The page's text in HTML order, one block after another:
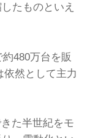
たものといえ
480万台を販
依然として主力
た半世紀をモ